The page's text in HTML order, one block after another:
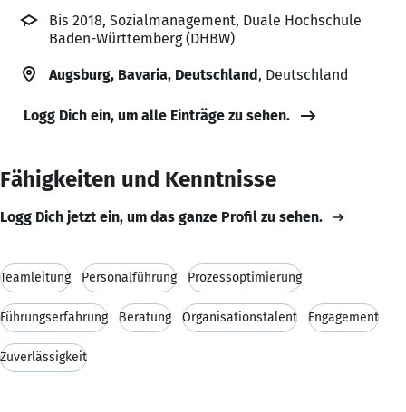
Bis 2018, Sozialmanagement, Duale Hochschule
Baden-Württemberg (DHBW)
Augsburg, Bavaria, Deutschland, Deutschland
Logg Dich ein, um alle Einträge zu sehen.
Fähigkeiten und Kenntnisse
Logg Dich jetzt ein, um das ganze Profil zu sehen.
Teamleitung Personalführung Prozessoptimierung
Führungserfahrung Beratung Organisationstalent Engagement
Zuverlässigkeit